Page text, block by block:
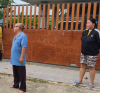
เทศบาลนครพิษณุโลก ส่วนผู้ได้
งโรงพยาบาลกรุงเทพพิษณุโลก